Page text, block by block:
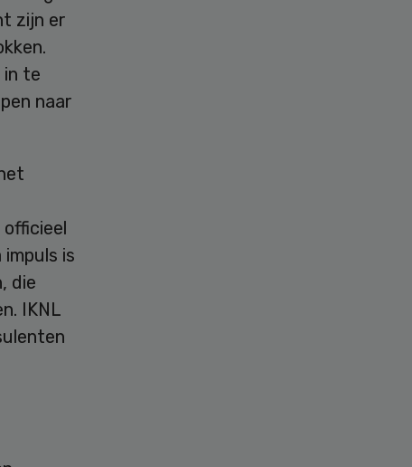
zijn er
in te
naar
is
die
IKNL